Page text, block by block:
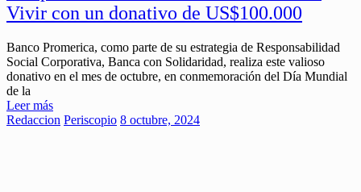
Vivir con un donativo de US$100.000
Banco Promerica, como parte de su estrategia de Responsabilidad
Social Corporativa, Banca con Solidaridad, realiza este valioso
donativo en el mes de octubre, en conmemoración del Día Mundial
de la
Leer más
Redaccion Periscopio 8 octubre, 2024